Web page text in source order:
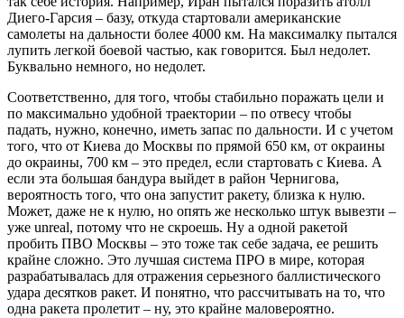
Диего-Гарсия – базу, откуда стартовали американские
самолеты на дальности более 4000 км. На максималку пытался
лупить легкой боевой частью, как говорится. Был недолет.
Буквально немного, но недолет.
Соответственно, для того, чтобы стабильно поражать цели и
по максимально удобной траектории – по отвесу чтобы
падать, нужно, конечно, иметь запас по дальности. И с учетом
того, что от Киева до Москвы по прямой 650 км, от окраины
до окраины, 700 км – это предел, если стартовать с Киева. А
если эта большая бандура выйдет в район Чернигова,
вероятность того, что она запустит ракету, близка к нулю.
Может, даже не к нулю, но опять же несколько штук вывезти –
уже unreal, потому что не скроешь. Ну а одной ракетой
пробить ПВО Москвы – это тоже так себе задача, ее решить
крайне сложно. Это лучшая система ПРО в мире, которая
разрабатывалась для отражения серьезного баллистического
удара десятков ракет. И понятно, что рассчитывать на то, что
одна ракета пролетит – ну, это крайне маловероятно.